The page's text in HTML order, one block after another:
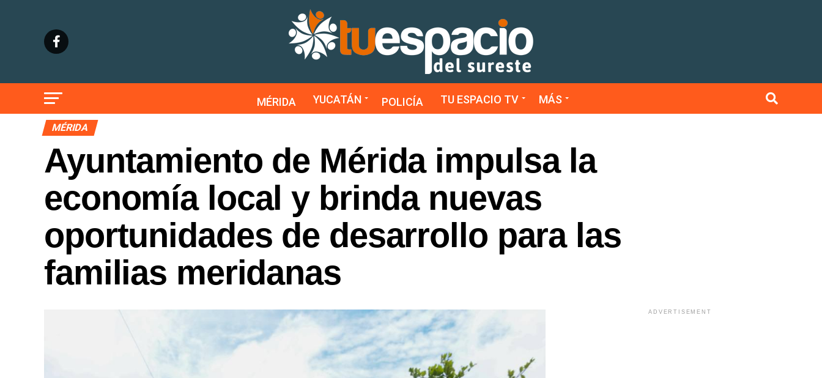
MÉRIDA YUCATÁN POLICÍA TU ESPACIO TV MÁS
MÉRIDA
Ayuntamiento de Mérida impulsa la
economía local y brinda nuevas
oportunidades de desarrollo para las
familias meridanas
ADVERTISEMENT